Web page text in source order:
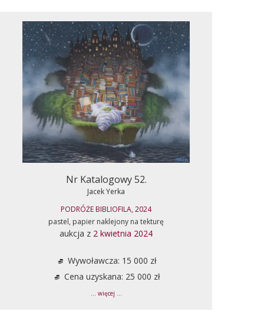
Nr Katalogowy 52.
Jacek Yerka
PODRÓŻE BIBLIOFILA, 2024
pastel, papier naklejony na tekturę
aukcja z 2 kwietnia 2024
Wywoławcza: 15 000 zł
Cena uzyskana: 25 000 zł
... więcej ...